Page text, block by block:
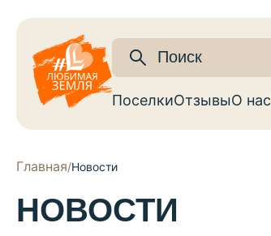
ПоселкиОтзывыО нас
Главная/Новости
НОВОСТИ